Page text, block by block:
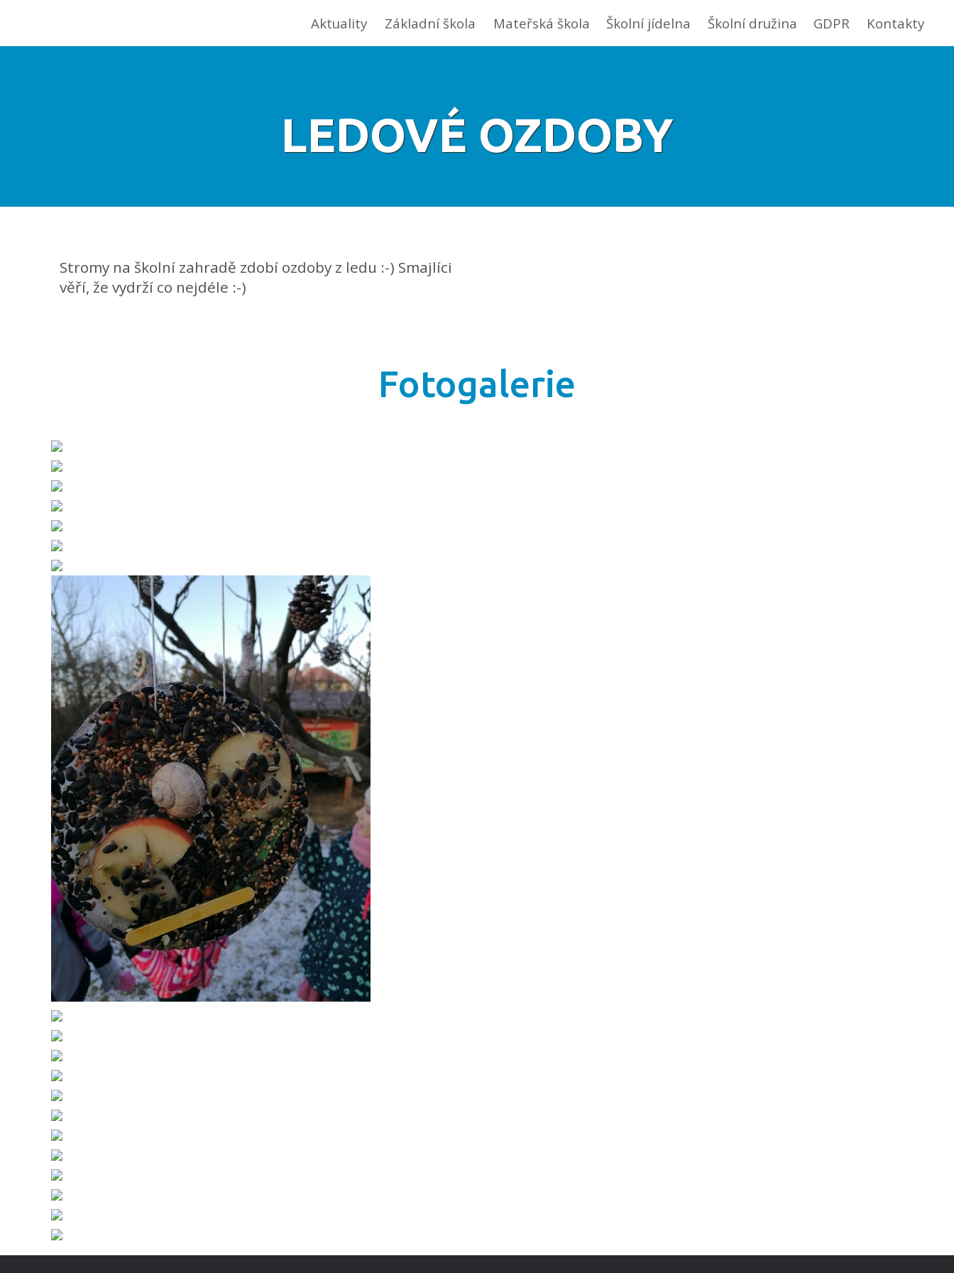
Aktuality Základní škola Mateřská škola Školní jídelna Školní družina GDPR Kontakty
LEDOVÉ OZDOBY
Stromy na školní zahradě zdobí ozdoby z ledu :-) Smajlíci
věří, že vydrží co nejdéle :-)
Fotogalerie